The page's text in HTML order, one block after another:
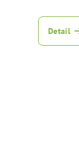
Detail